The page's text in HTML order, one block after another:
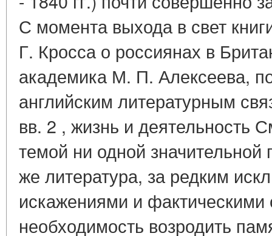
С момента выхода в свет
Г. Кросса о россиянах в
академика М. П. Алексеева,
английским литературным
вв. 2 , жизнь и деятельность
темой ни одной
же литература, за редким
искажениями и
необходимость возродить